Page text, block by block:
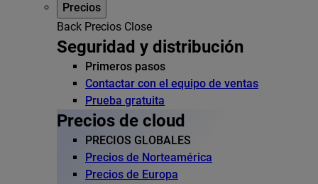
Precios
Back Precios Close
Seguridad y distribución
Primeros pasos
Contactar con el equipo de ventas
Prueba gratuita
Precios de cloud
PRECIOS GLOBALES
Precios de Norteamérica
Precios de Europa